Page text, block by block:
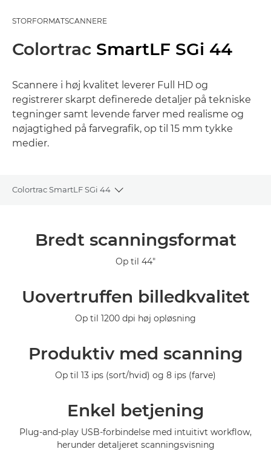
STORFORMATSCANNERE
Colortrac SmartLF SGi 44
Scannere i høj kvalitet leverer Full HD og
registrerer skarpt definerede detaljer på tekniske
tegninger samt levende farver med realisme og
nøjagtighed på farvegrafik, op til 15 mm tykke
medier.
Colortrac SmartLF SGi 44
Toggle breadcrumbs
Bredt scanningsformat
Op til 44"
Uovertruffen billedkvalitet
Op til 1200 dpi høj opløsning
Produktiv med scanning
Op til 13 ips (sort/hvid) og 8 ips (farve)
Enkel betjening
Plug-and-play USB-forbindelse med intuitivt workflow,
herunder detaljeret scanningsvisning